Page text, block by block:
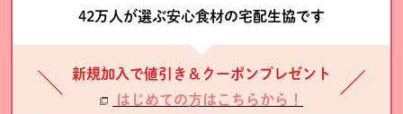
42万人が選ぶ安心食材の宅配生協です
新規加入で値引き＆クーポンプレゼント
はじめての方はこちらから！